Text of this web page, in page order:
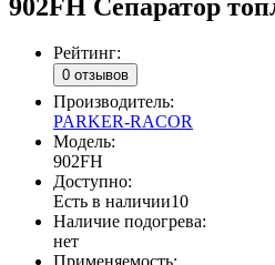
902FH Сепаратор
Рейтинг:
0 отзывов
Производитель:
PARKER-RACOR
Модель:
902FH
Доступно:
Есть в наличии10
Наличие подогрева:
нет
Применяемость: